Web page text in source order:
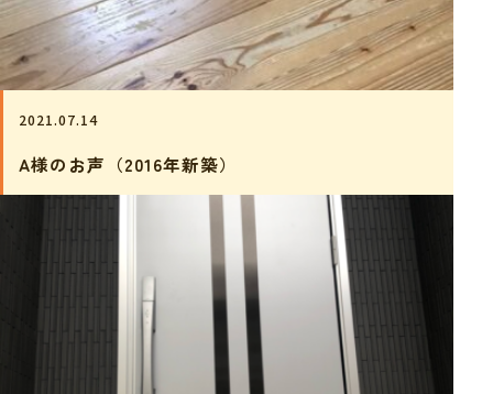
2021.07.14
A様のお声（2016年新築）